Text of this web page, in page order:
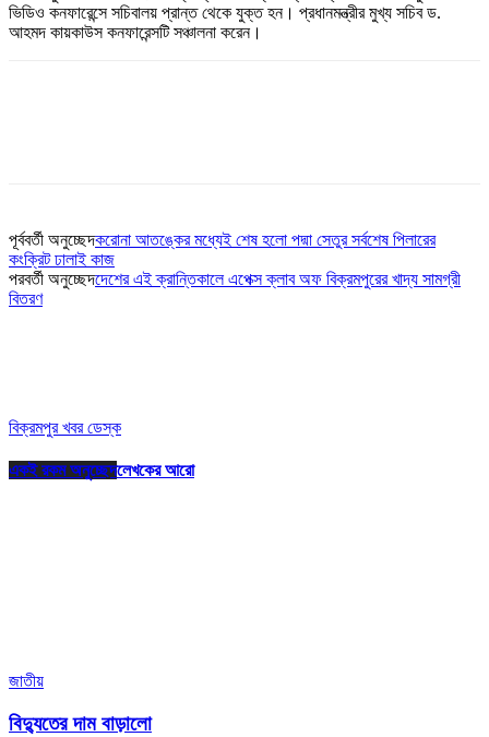
ভিডিও কনফারেন্সে সচিবালয় প্রান্ত থেকে যুক্ত হন। প্রধানমন্ত্রীর মুখ্য সচিব ড.
আহমদ কায়কাউস কনফারেন্সটি সঞ্চালনা করেন।
পূর্ববর্তী অনুচ্ছেদকরোনা আতঙ্কের মধ্যেই শেষ হলো পদ্মা সেতুর সর্বশেষ পিলারের
কংক্রিট ঢালাই কাজ
পরবর্তী অনুচ্ছেদদেশের এই ক্রান্তিকালে এপেক্স ক্লাব অফ বিক্রমপুরের খাদ্য সামগ্রী
বিতরণ
বিক্রমপুর খবর ডেস্ক
একই রকম অনুচ্ছেদলেখকের আরো
জাতীয়
বিদ্যুতের দাম বাড়ালো